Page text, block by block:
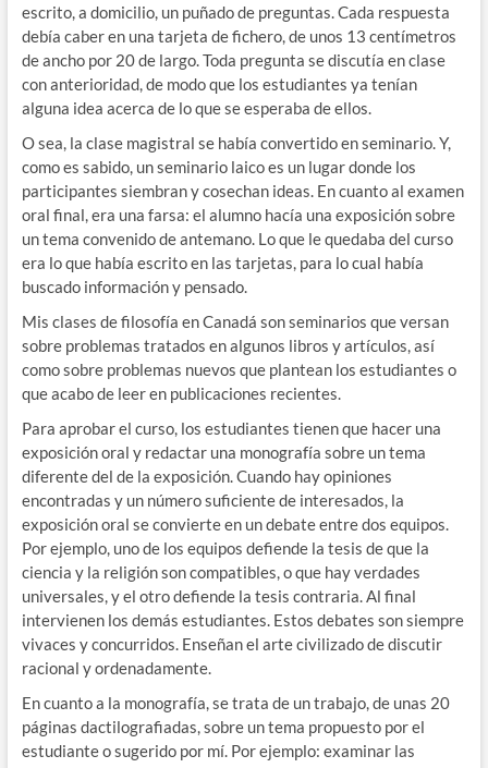
escrito, a domicilio, un puñado de preguntas. Cada respuesta
debía caber en una tarjeta de fichero, de unos 13 centímetros
de ancho por 20 de largo. Toda pregunta se discutía en clase
con anterioridad, de modo que los estudiantes ya tenían
alguna idea acerca de lo que se esperaba de ellos.
O sea, la clase magistral se había convertido en seminario. Y,
como es sabido, un seminario laico es un lugar donde los
participantes siembran y cosechan ideas. En cuanto al examen
oral final, era una farsa: el alumno hacía una exposición sobre
un tema convenido de antemano. Lo que le quedaba del curso
era lo que había escrito en las tarjetas, para lo cual había
buscado información y pensado.
Mis clases de filosofía en Canadá son seminarios que versan
sobre problemas tratados en algunos libros y artículos, así
como sobre problemas nuevos que plantean los estudiantes o
que acabo de leer en publicaciones recientes.
Para aprobar el curso, los estudiantes tienen que hacer una
exposición oral y redactar una monografía sobre un tema
diferente del de la exposición. Cuando hay opiniones
encontradas y un número suficiente de interesados, la
exposición oral se convierte en un debate entre dos equipos.
Por ejemplo, uno de los equipos defiende la tesis de que la
ciencia y la religión son compatibles, o que hay verdades
universales, y el otro defiende la tesis contraria. Al final
intervienen los demás estudiantes. Estos debates son siempre
vivaces y concurridos. Enseñan el arte civilizado de discutir
racional y ordenadamente.
En cuanto a la monografía, se trata de un trabajo, de unas 20
páginas dactilografiadas, sobre un tema propuesto por el
estudiante o sugerido por mí. Por ejemplo: examinar las